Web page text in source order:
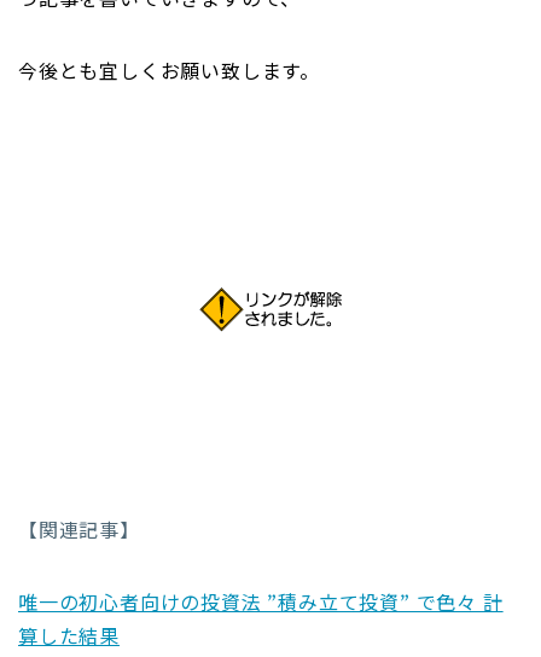
今後とも宜しくお願い致します。
【関連記事】
唯一の初心者向けの投資法 ”積み立て投資” で色々 計
算した結果